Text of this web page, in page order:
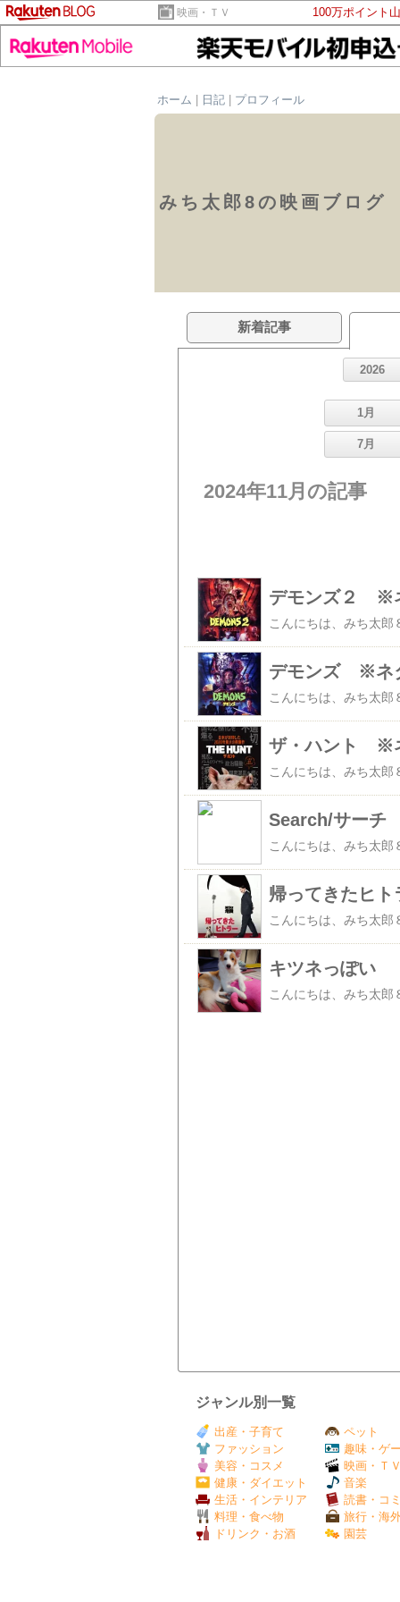
映画・ＴＶ 100万ポイント
ホーム
日記 プロフィール
みち太郎8の映画ブログ
新着記事
2026
1月
7月
2024年11月の記事
デモンズ２ ※
デモンズ ※ネ
ザ・ハント ※
Search/サー
帰ってきたヒ
キツネっぽい
ジャンル別一覧
出産・子育て
ファッション
美容・コスメ
健康・ダイエット
生活・インテリア
料理・食べ物
ドリンク・お酒
ペット
趣味・ゲ
映画・ＴＶ
音楽
読書・コ
旅行・海
園芸